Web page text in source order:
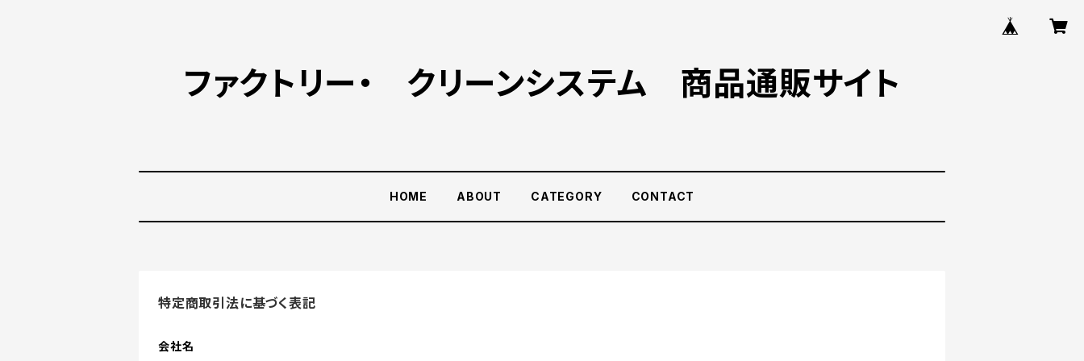
ファクトリー・ クリーンシステム 商品通販サイト
HOME ABOUT CATEGORY CONTACT
特定商取引法に基づく表記
会社名